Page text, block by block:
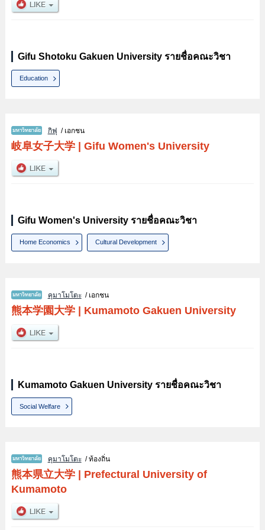
Gifu Shotoku Gakuen University รายชื่อคณะวิชา
Education
กิฟุ / เอกชน
岐阜女子大学| Gifu Women's University
Gifu Women's University รายชื่อคณะวิชา
Home Economics Cultural Development
คุมาโมโตะ/ เอกชน
熊本学園大学| Kumamoto Gakuen University
Kumamoto Gakuen University รายชื่อคณะวิชา
Social Welfare
คุมาโมโตะ/ ท้องถิ่น
熊本県立大学| Prefectural University of
Kumamoto